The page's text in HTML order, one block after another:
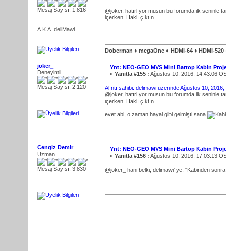
Mesaj Sayısı: 1.816
A.K.A. deliMawi
@joker, hatırlıyor musun bu forumda ilk seninle
içerken. Haklı çıktın...
Doberman ♦ megaOne ♦ HDMI-64 ♦ HDMI-
joker_
Deneyimli
Mesaj Sayısı: 2.120
Ynt: NEO-GEO MVS Mini Bartop Kabin
« Yanıtla #155 : Ağustos 10, 2016, 14:43:06
Alıntı sahibi: delimawi üzerinde Ağustos 10,
@joker, hatırlıyor musun bu forumda ilk seninle
içerken. Haklı çıktın...
evet abi, o zaman hayal gibi gelmişti sana
Cengiz Demir
Uzman
Mesaj Sayısı: 3.830
Ynt: NEO-GEO MVS Mini Bartop Kabin
« Yanıtla #156 : Ağustos 10, 2016, 17:03:13
@joker_ hani belki, delimawi' ye, "Kabinden